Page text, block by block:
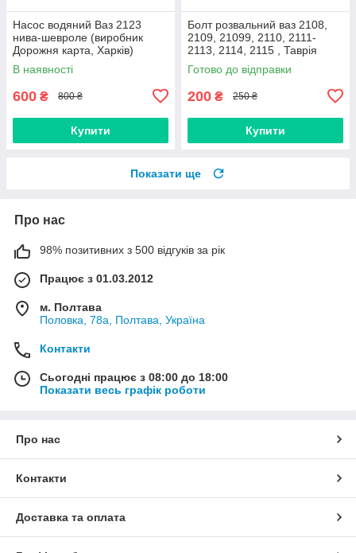
Насос водяний Ваз 2123
нива-шевроле (виробник
Дорожня карта, Харків)
В наявності
600 ₴ 800 ₴
Купити
Болт розвальний ваз 2108,
2109, 21099, 2110, 2111-
2113, 2114, 2115 , Таврія
М12х60, стойки передньої
(Авто Комплект)
Готово до відправки
200 ₴ 250 ₴
Купити
Показати ще
Про нас
98% позитивних з 500 відгуків за рік
Працює з 01.03.2012
м. Полтава
Половка, 78а, Полтава, Україна
Контакти
Сьогодні працює з 08:00 до 18:00
Показати весь графік роботи
Про нас
Контакти
Доставка та оплата